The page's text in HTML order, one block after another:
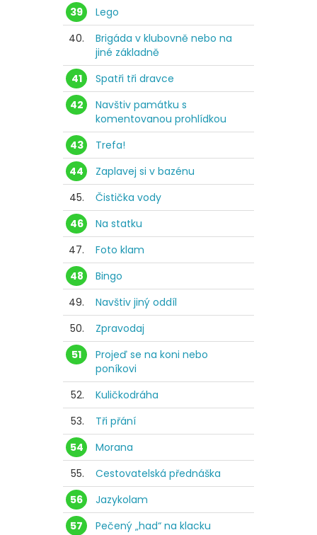
39
Lego
40.
Brigáda v klubovně nebo na
jiné základně
41
Spatři tři dravce
42
Navštiv památku s
komentovanou prohlídkou
43
Trefa!
44
Zaplavej si v bazénu
45.
Čistička vody
46
Na statku
47.
Foto klam
48
Bingo
49.
Navštiv jiný oddíl
50.
Zpravodaj
51
Projeď se na koni nebo
poníkovi
52.
Kuličkodráha
53.
Tři přání
54
Morana
55.
Cestovatelská přednáška
56
Jazykolam
57
Pečený „had“ na klacku